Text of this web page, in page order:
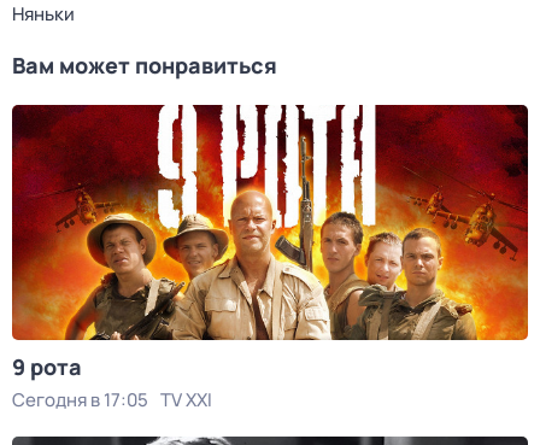
Няньки
Вам может понравиться
9 рота
Сегодня в 17:05 TV XXI